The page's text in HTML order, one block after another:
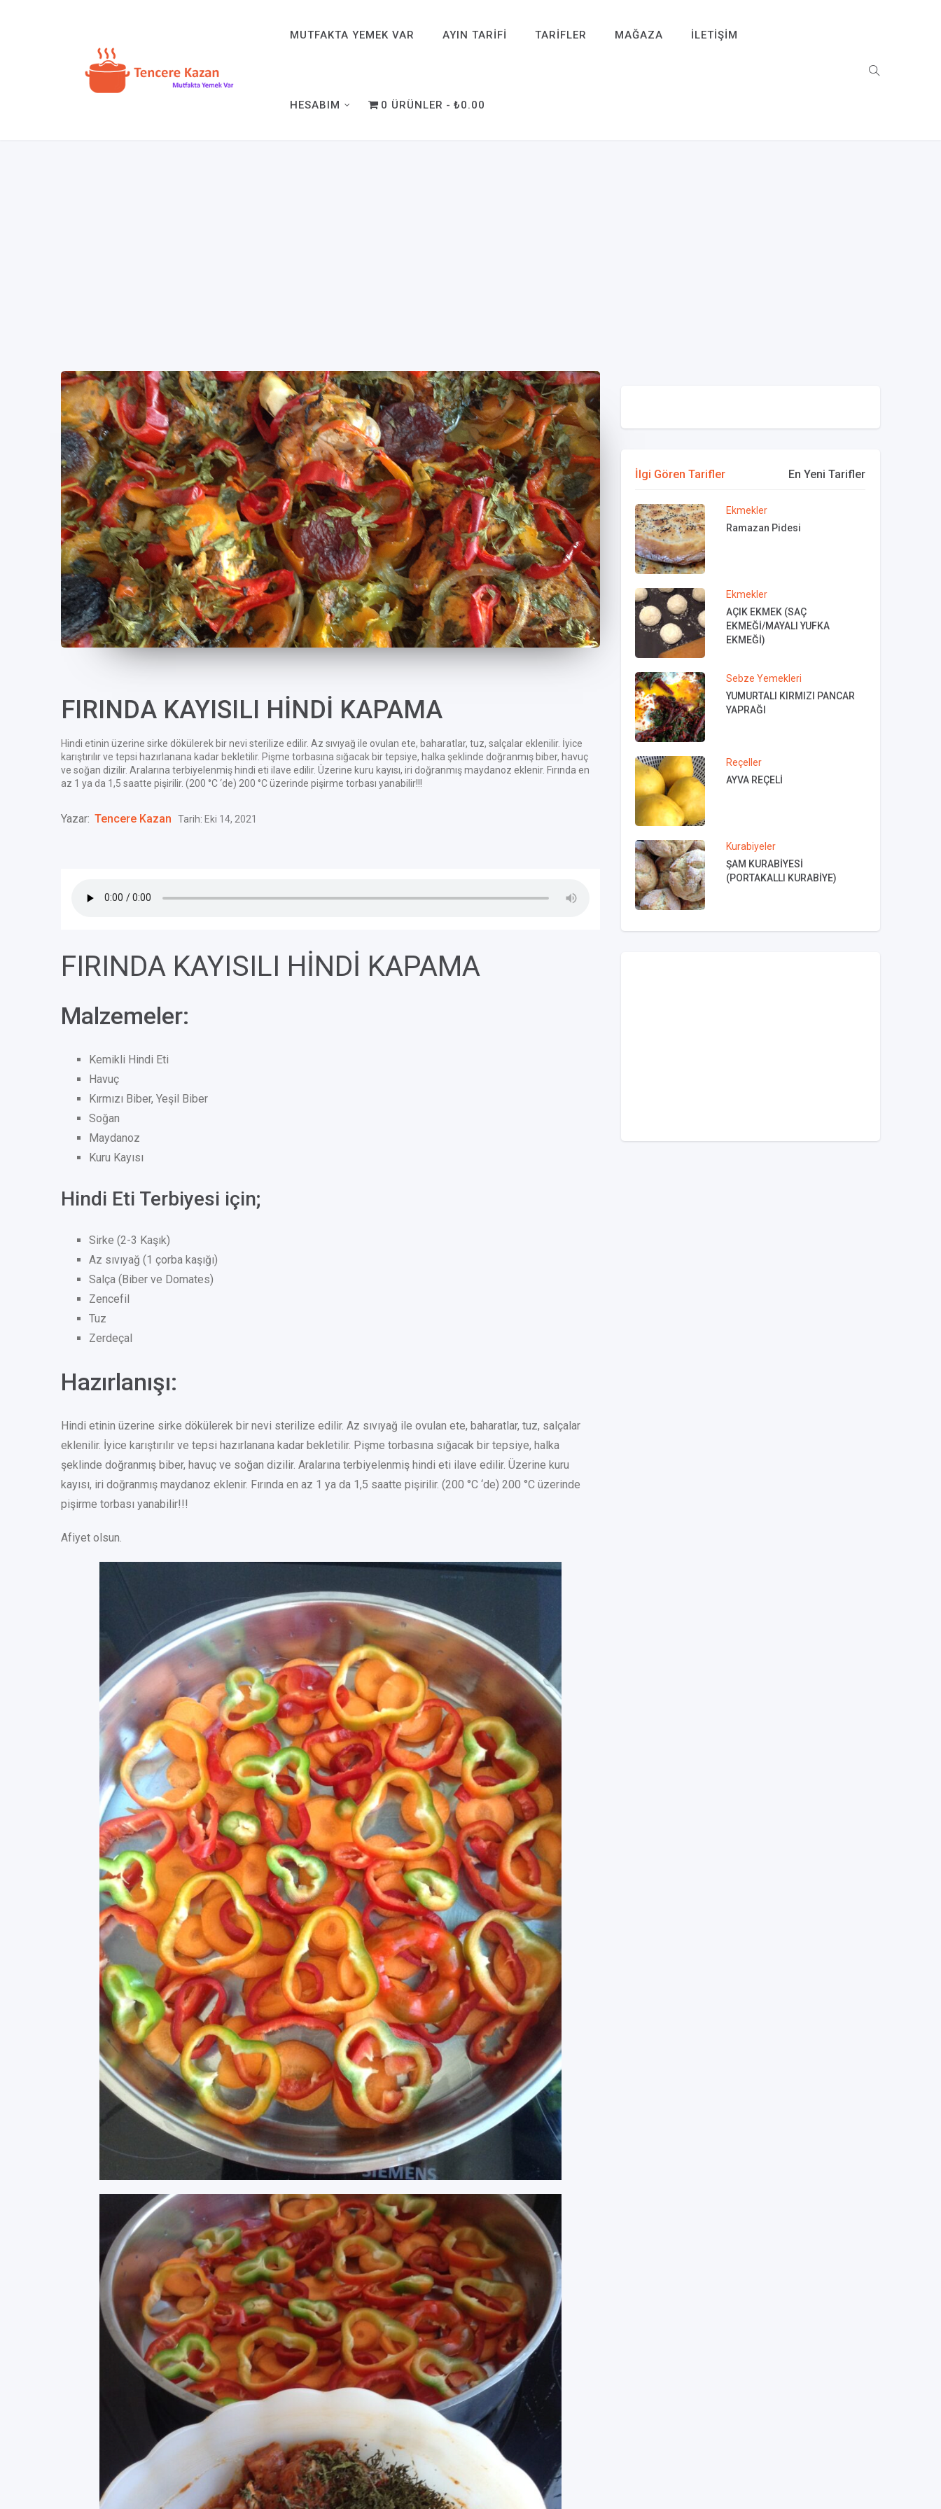
MUTFAKTA YEMEK VAR AYIN TARIFI TARIFLER MAĞAZA İLETIŞIM
HESABIM 0 ÜRÜNLER ₺0.00
FIRINDA KAYISILI HİNDİ KAPAMA
Hindi etinin üzerine sirke dökülerek bir nevi sterilize edilir. Az sıvıyağ ile ovulan ete, baharatlar, tuz, salçalar eklenilir. İyice
karıştırılır ve tepsi hazırlanana kadar bekletilir. Pişme torbasına sığacak bir tepsiye, halka şeklinde doğranmış biber, havuç
ve soğan dizilir. Aralarına terbiyelenmiş hindi eti ilave edilir. Üzerine kuru kayısı, iri doğranmış maydanoz eklenir. Fırında en
az 1 ya da 1,5 saatte pişirilir. (200 °C ‘de) 200 °C üzerinde pişirme torbası yanabilir!!!
Yazar: Tencere Kazan Tarih: Eki 14, 2021
FIRINDA KAYISILI HİNDİ KAPAMA
Malzemeler:
Kemikli Hindi Eti
Havuç
Kırmızı Biber, Yeşil Biber
Soğan
Maydanoz
Kuru Kayısı
Hindi Eti Terbiyesi için;
Sirke (2-3 Kaşık)
Az sıvıyağ (1 çorba kaşığı)
Salça (Biber ve Domates)
Zencefil
Tuz
Zerdeçal
Hazırlanışı:
Hindi etinin üzerine sirke dökülerek bir nevi sterilize edilir. Az sıvıyağ ile ovulan ete, baharatlar, tuz, salçalar
eklenilir. İyice karıştırılır ve tepsi hazırlanana kadar bekletilir. Pişme torbasına sığacak bir tepsiye, halka
şeklinde doğranmış biber, havuç ve soğan dizilir. Aralarına terbiyelenmiş hindi eti ilave edilir. Üzerine kuru
kayısı, iri doğranmış maydanoz eklenir. Fırında en az 1 ya da 1,5 saatte pişirilir. (200 °C ‘de) 200 °C üzerinde
pişirme torbası yanabilir!!!
Afiyet olsun.
İlgi Gören Tarifler En Yeni Tarifler
Ekmekler
Ramazan Pidesi
Ekmekler
AÇIK EKMEK (SAÇ
EKMEĞİ/MAYALI YUFKA
EKMEĞİ)
Sebze Yemekleri
YUMURTALI KIRMIZI PANCAR
YAPRAĞI
Reçeller
AYVA REÇELİ
Kurabiyeler
ŞAM KURABİYESİ
(PORTAKALLI KURABİYE)